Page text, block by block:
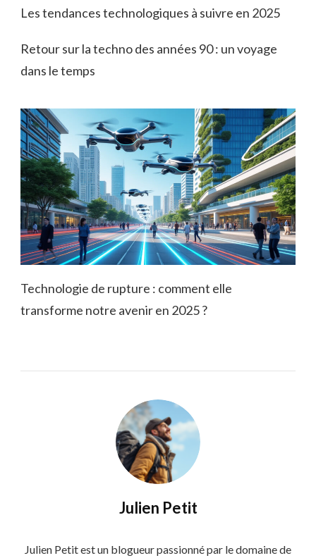
Les tendances technologiques à suivre en 2025
Retour sur la techno des années 90 : un voyage
dans le temps
Technologie de rupture : comment elle
transforme notre avenir en 2025 ?
Julien Petit
Julien Petit est un blogueur passionné par le domaine de